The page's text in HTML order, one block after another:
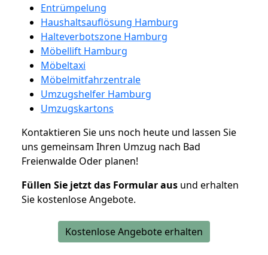
Entrümpelung
Haushaltsauflösung Hamburg
Halteverbotszone Hamburg
Möbellift Hamburg
Möbeltaxi
Möbelmitfahrzentrale
Umzugshelfer Hamburg
Umzugskartons
Kontaktieren Sie uns noch heute und lassen Sie
uns gemeinsam Ihren Umzug nach Bad
Freienwalde Oder planen!
Füllen Sie jetzt das Formular aus und erhalten
Sie kostenlose Angebote.
Kostenlose Angebote erhalten